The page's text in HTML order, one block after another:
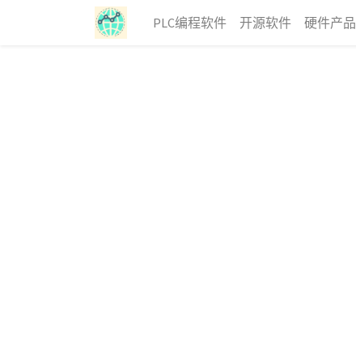
PLC编程软件 开源软件 硬件产品